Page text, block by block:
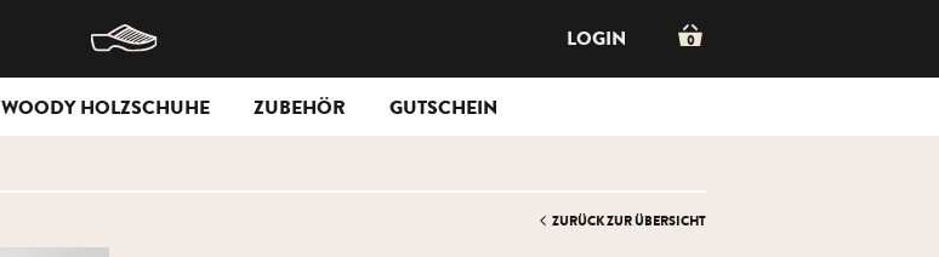
0
LOGIN
WOODY HOLZSCHUHE ZUBEHÖR GUTSCHEIN
ZURÜCK ZUR ÜBERSICHT